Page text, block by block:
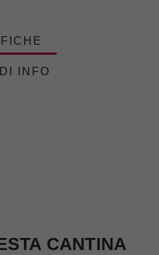
INFO
CANTINA